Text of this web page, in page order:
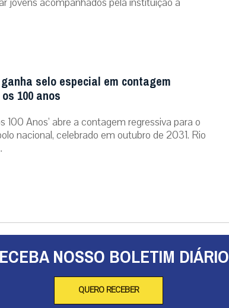
selo especial em contagem
100 anos
100 Anos’ abre a contagem regressiva para o
nacional, celebrado em outubro de 2031. Rio
NOSSO BOLETIM DIÁRIO
QUERO RECEBER